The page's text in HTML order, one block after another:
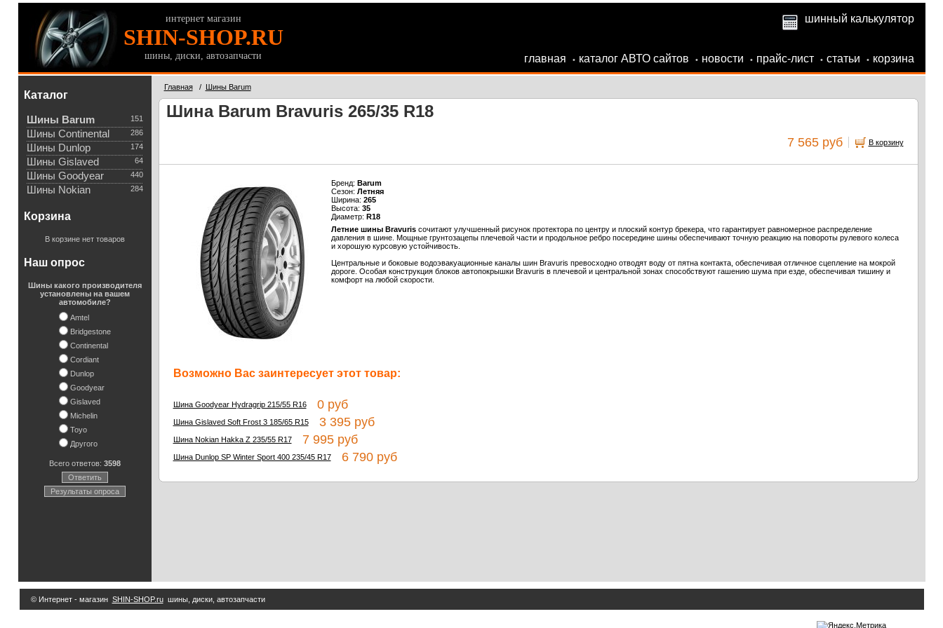
интернет магазин
SHIN-SHOP.RU
шины, диски, автозапчасти
шинный калькулятор
главная • каталог АВТО сайтов • новости • прайс-лист • статьи • корзина
Каталог
151
Шины Barum
286
Шины Continental
174
Шины Dunlop
64
Шины Gislaved
440
Шины Goodyear
284
Шины Nokian
Корзина
В корзине нет товаров
Наш опрос
Шины какого производителя
установлены на вашем
автомобиле?
Amtel
Bridgestone
Continental
Cordiant
Dunlop
Goodyear
Gislaved
Michelin
Toyo
Другого
Всего ответов: 3598
Ответить
Результаты опроса
Главная/ Шины Barum
Шина Barum Bravuris 265/35 R18
7 565 руб В корзину
Бренд: Barum
Сезон: Летняя
Ширина: 265
Высота: 35
Диаметр: R18
Летние шины Bravurisсочитают улучшенный рисунок протектора по центру и плоский контур брекера, что гарантирует равномерное распределение
давления в шине. Мощные грунтозацепы плечевой части и продольное ребро посередине шины обеспечивают точную реакцию на повороты рулевого колеса
и хорошую курсовую устойчивость.
Центральные и боковые водоэвакуационные каналы шин Bravuris превосходно отводят воду от пятна контакта, обеспечивая отличное сцепление на мокрой
дороге. Особая конструкция блоков автопокрышки Bravuris в плечевой и центральной зонах способствуют гашению шума при езде, обеспечивая тишину и
комфорт на любой скорости.
Возможно Вас заинтересует этот товар:
Шина Goodyear Hydragrip 215/55 R160 руб
Шина Gislaved Soft Frost 3 185/65 R153 395 руб
Шина Nokian Hakka Z 235/55 R177 995 руб
Шина Dunlop SP Winter Sport 400 235/45 R176 790 руб
© Интернет - магазин SHIN-SHOP.ruшины, диски, автозапчасти